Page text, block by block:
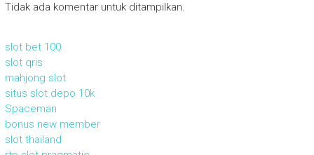
Tidak ada komentar untuk ditampilkan.
slot bet 100
slot qris
mahjong slot
situs slot depo 10k
Spaceman
bonus new member
slot thailand